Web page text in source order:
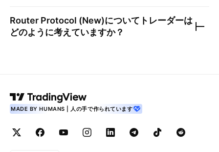
Router Protocol (New)についてトレーダーは
どのように考えていますか？
MADE BY HUMANS | 人の手で作られています